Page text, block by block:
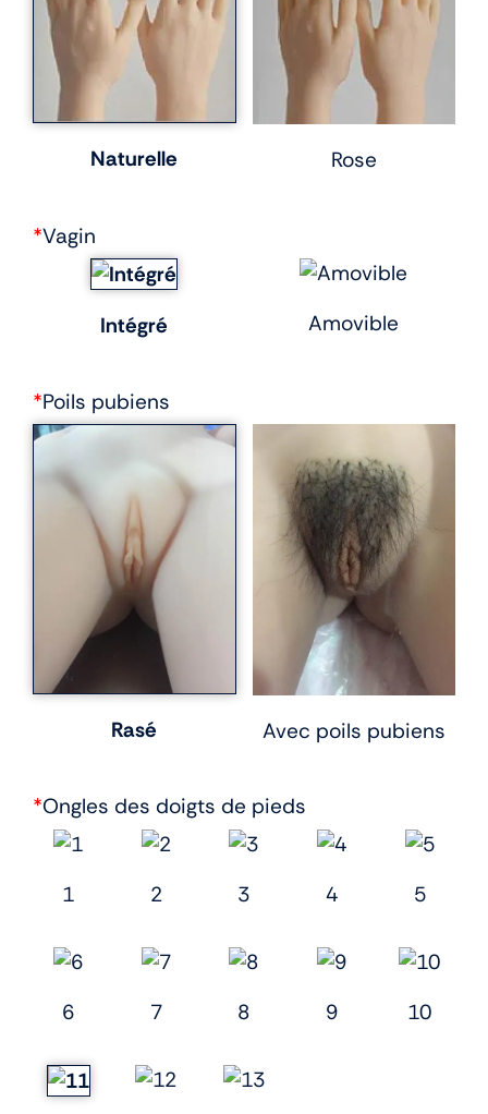
Naturelle Rose
*Vagin
Intégré Amovible
*Poils pubiens
Rasé Avec poils pubiens
*Ongles des doigts de pieds
1 2 3 4 5
6 7 8 9 10